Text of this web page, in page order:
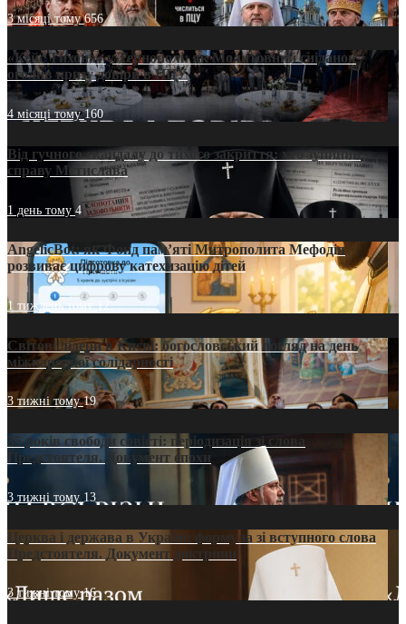
3 місяці тому656
«Кейс Тихона» у Тернополі: як Молитовний сніданок
оголив кризу довіри в ПЦУ
4 місяці тому160
Від гучного скандалу до тихого закриття: хто зупинив
справу Мстислава
1 день тому4
AngelicBot: як Фонд пам’яті Митрополита Мефодія
розвиває цифрову катехизацію дітей
1 тиждень тому12
Світові лідери в Києві: богословський погляд на день
міжнародної солідарності
3 тижні тому19
35 років свободи совісті: періодизація зі слова
Предстоятеля. Документ епохи
3 тижні тому 13
Церква і держава в Україні: формула зі вступного слова
Предстоятеля. Документ доктрини
3 тижні тому16